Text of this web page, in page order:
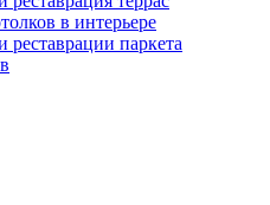
в интерьере
реставрации паркета